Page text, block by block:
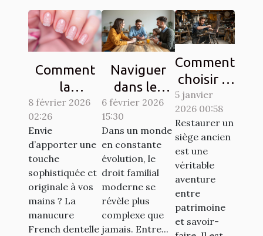
Comment
la
manucure
French
dentelle
transforme-
t-elle votre
style ?
8 février 2026
02:26
Envie
d’apporter une
touche
sophistiquée et
originale à vos
mains ? La
manucure
French dentelle
Naviguer
dans les
complexités
du droit
familial
moderne
6 février 2026
15:30
Dans un monde
en constante
évolution, le
droit familial
moderne se
révèle plus
complexe que
jamais. Entre...
Comment
choisir le
bon
artisan
pour
restaurer
vos
sièges
anciens ?
5 janvier
2026 00:58
Restaurer un
siège ancien
est une
véritable
aventure
entre
patrimoine
et savoir-